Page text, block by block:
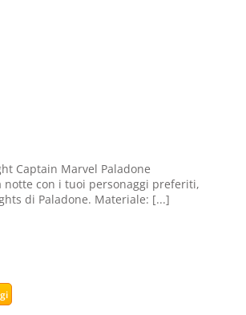
Captain Marvel Paladone
notte con i tuoi personaggi preferiti,
di Paladone. Materiale: [...]